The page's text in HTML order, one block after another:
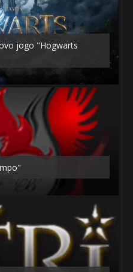
jogo "Hogwarts
1️⃣ 8️⃣
🎂